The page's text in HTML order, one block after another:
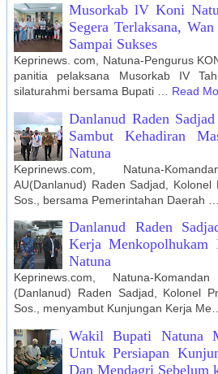
Musorkab lV Koni
Segera Terlaksana,
Sampai Sukses
Keprinews. com, Natuna-Pengurus
panitia pelaksana Musorkab IV
silaturahmi bersama Bupati … Read
Danlanud Raden
Sambut Kehadiran
Natuna
Keprinews.com, Natuna-
AU(Danlanud) Raden Sadjad, Kolonel
Sos., bersama Pemerintahan Daerah …
Danlanud Raden
Kerja
Natuna
Keprinews.com, Natuna-
(Danlanud) Raden Sadjad, Kolonel
Sos., menyambut Kunjungan Kerja
Wakil Bupati Natuna
Untuk Persiapan
Dan Mendagri Sebelum